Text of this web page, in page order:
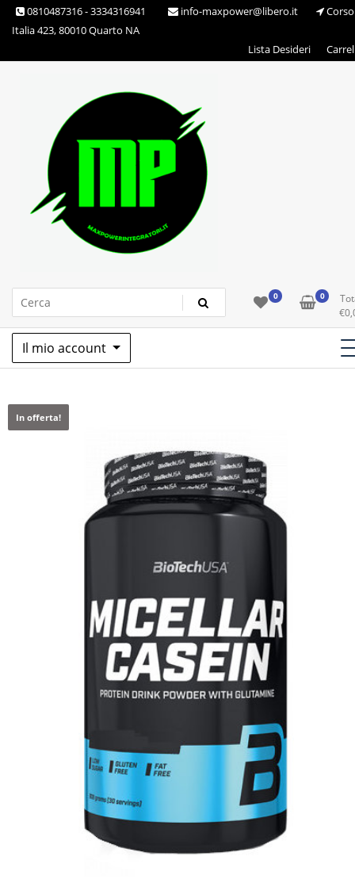
Skip 0810487316 - 3334316941 info-maxpower@libero.it
Corso
Italia 423, 80010 Quarto NA
Lista Desideri
Max Power Integratori 0 0
€
Il mio account
In offerta!